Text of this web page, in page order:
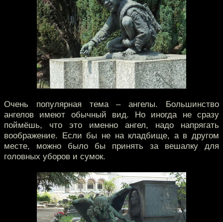
Очень популярная тема – ангелы. Большинство
ангелов имеют обычный вид. Но иногда не сразу
поймёшь, что это именно ангел, надо напрягать
воображение. Если бы не на кладбище, а в другом
месте, можно было бы принять за вешалку для
головных уборов и сумок.